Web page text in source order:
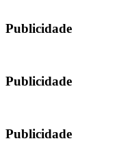
Publicidade
Publicidade
Publicidade